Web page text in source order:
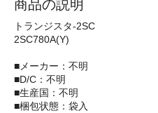
商品の説明
トランジスタ-2SC
2SC780A(Y)
■メーカー：不明
■D/C：不明
■生産国：不明
■梱包状態：袋入